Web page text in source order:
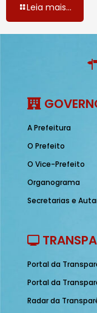
Leia mais...
A Prefeitura
O Prefeito
O Vice-Prefeito
Organograma
Secretarias e
Portal da
Portal da
Radar da